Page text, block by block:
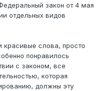
закон от 4 мая
отдельных видов
слова, просто
понравилось
с законом, все
которая
должны эту